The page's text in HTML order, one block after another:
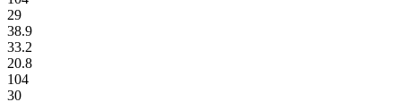
29
38.9
33.2
20.8
104
30